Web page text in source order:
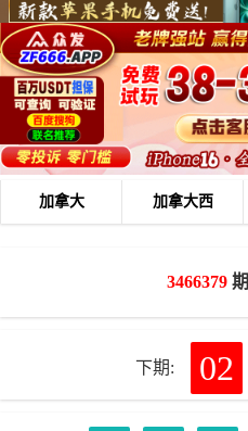
加拿大 加拿大西
3466379 期
下期: 02